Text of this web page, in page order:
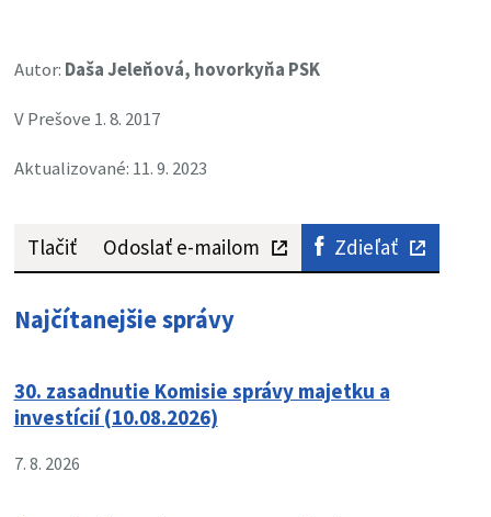
Autor: Daša Jeleňová, hovorkyňa PSK
V Prešove 1. 8. 2017
Aktualizované: 11. 9. 2023
Tlačiť Odoslať e-mailom Zdieľať
Najčítanejšie správy
30. zasadnutie Komisie správy majetku a
investícií (10.08.2026)
7. 8. 2026